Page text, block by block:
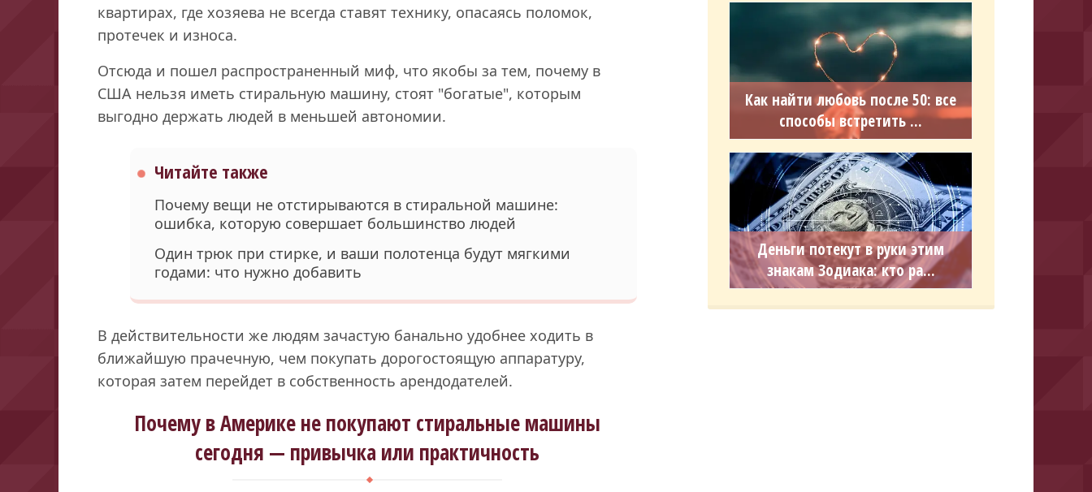
квартирах, где хозяева не всегда ставят технику, опасаясь поломок,
протечек и износа.
Отсюда и пошел распространенный миф, что якобы за тем, почему в
США нельзя иметь стиральную машину, стоят "богатые", которым
выгодно держать людей в меньшей автономии.
Читайте также
Почему вещи не отстирываются в стиральной машине:
ошибка, которую совершает большинство людей
Один трюк при стирке, и ваши полотенца будут мягкими
годами: что нужно добавить
В действительности же людям зачастую банально удобнее ходить в
ближайшую прачечную, чем покупать дорогостоящую аппаратуру,
которая затем перейдет в собственность арендодателей.
Почему в Америке не покупают стиральные машины
сегодня — привычка или практичность
Как найти любовь после 50: все
способы встретить ...
Деньги потекут в руки этим
знакам Зодиака: кто ра...